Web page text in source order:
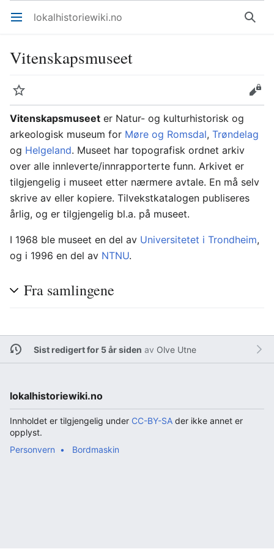
Åpne hovedmenyen lokalhistoriewiki.no Søk
Vitenskapsmuseet
Overvåk
Rediger
Vitenskapsmuseet er Natur- og kulturhistorisk og
arkeologisk museum for Møre og Romsdal, Trøndelag
og Helgeland. Museet har topografisk ordnet arkiv
over alle innleverte/innrapporterte funn. Arkivet er
tilgjengelig i museet etter nærmere avtale. En må selv
skrive av eller kopiere. Tilvekstkatalogen publiseres
årlig, og er tilgjengelig bl.a. på museet.
I 1968 ble museet en del av Universitetet i Trondheim,
og i 1996 en del av NTNU.
Fra samlingene
Sist redigert for 5 år siden av Olve Utne
lokalhistoriewiki.no
Innholdet er tilgjengelig under CC-BY-SA der ikke annet er
opplyst.
Personvern
Bordmaskin